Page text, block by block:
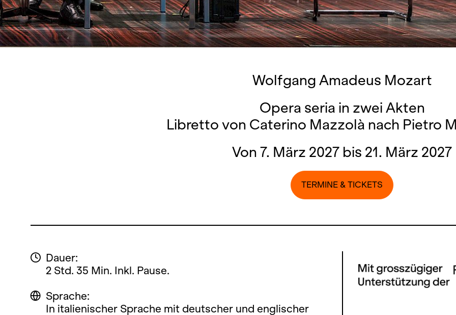
Wolfgang Amadeus Mozart
Opera seria in zwei Akten
Libretto von Caterino Mazzolà nach Pietro
Von 7. März 2027 bis 21. März 2027
TERMINE & TICKETS
Dauer:
2 Std. 35 Min. Inkl. Pause.
Sprache:
In italienischer Sprache mit deutscher und englischer